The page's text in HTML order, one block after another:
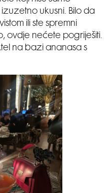
ukusni. Bilo da
ili ste spremni
ovdje nećete pogriješiti.
na bazi ananasa s